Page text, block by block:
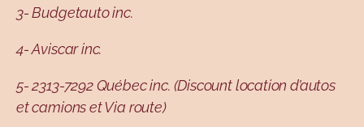
3- Budgetauto inc.
4- Aviscar inc.
5- 2313-7292 Québec inc. (Discount location d’autos
et camions et Via route)